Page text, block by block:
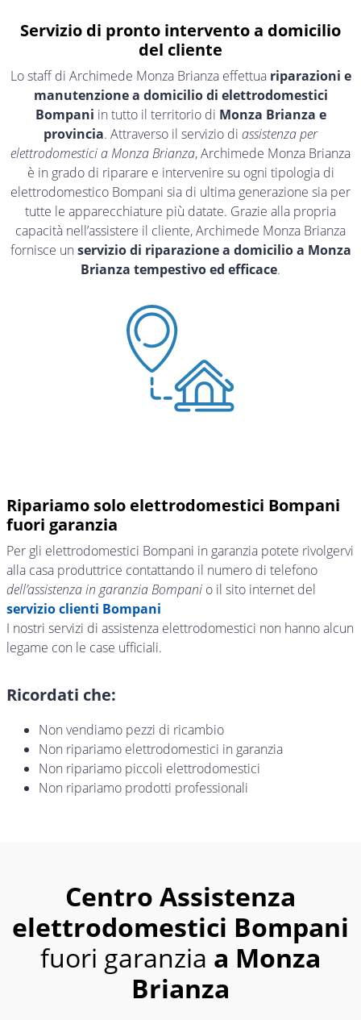
Servizio di pronto intervento a domicilio
del cliente
Lo staff di Archimede Monza Brianza effettua riparazioni e
manutenzione a domicilio di elettrodomestici
Bompani in tutto il territorio di Monza Brianza e
provincia. Attraverso il servizio di assistenza per
elettrodomestici a Monza Brianza, Archimede Monza Brianza
è in grado di riparare e intervenire su ogni tipologia di
elettrodomestico Bompani sia di ultima generazione sia per
tutte le apparecchiature più datate. Grazie alla propria
capacità nell’assistere il cliente, Archimede Monza Brianza
fornisce un servizio di riparazione a domicilio a Monza
Brianza tempestivo ed efficace.
Ripariamo solo elettrodomestici Bompani
fuori garanzia
Per gli elettrodomestici Bompani in garanzia potete rivolgervi
alla casa produttrice contattando il numero di telefono
dell’assistenza in garanzia Bompani o il sito internet del
servizio clienti Bompani
I nostri servizi di assistenza elettrodomestici non hanno alcun
legame con le case ufficiali.
Ricordati che:
Non vendiamo pezzi di ricambio
Non ripariamo elettrodomestici in garanzia
Non ripariamo piccoli elettrodomestici
Non ripariamo prodotti professionali
Centro Assistenza
elettrodomestici Bompani
fuori garanzia a Monza
Brianza